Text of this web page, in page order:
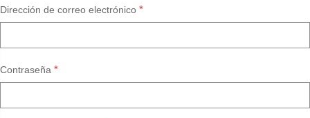
Dirección de correo electrónico *
Contraseña *